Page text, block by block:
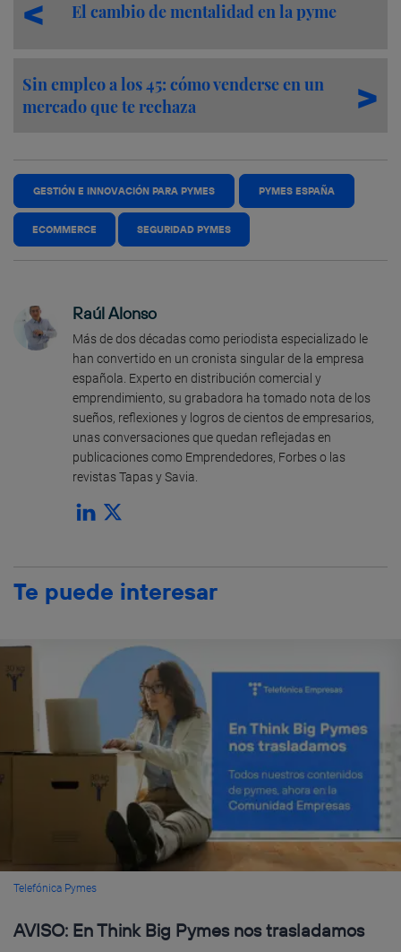
El cambio de mentalidad en la pyme
Sin empleo a los 45: cómo venderse en un
mercado que te rechaza
GESTIÓN E INNOVACIÓN PARA PYMES PYMES ESPAÑA
ECOMMERCE SEGURIDAD PYMES
Raúl Alonso
Más de dos décadas como periodista especializado le
han convertido en un cronista singular de la empresa
española. Experto en distribución comercial y
emprendimiento, su grabadora ha tomado nota de los
sueños, reflexiones y logros de cientos de empresarios,
unas conversaciones que quedan reflejadas en
publicaciones como Emprendedores, Forbes o las
revistas Tapas y Savia.
Te puede interesar
Telefónica Pymes
AVISO: En Think Big Pymes nos trasladamos